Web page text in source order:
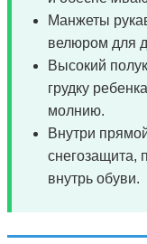
Манжеты
велюром для
Высокий
грудку
молнию.
Внутри
снегозащита,
внутрь обуви.